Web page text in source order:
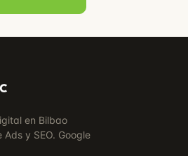
en Bilbao
y SEO. Google